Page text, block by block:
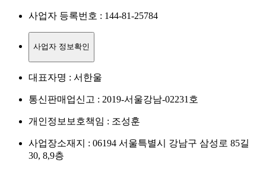
사업자 등록번호 : 144-81-25784
사업자 정보확인
대표자명 : 서한울
통신판매업신고 : 2019-서울강남-02231호
개인정보보호책임 : 조성훈
사업장소재지 : 06194 서울특별시 강남구 삼성로 85길
30, 8,9층